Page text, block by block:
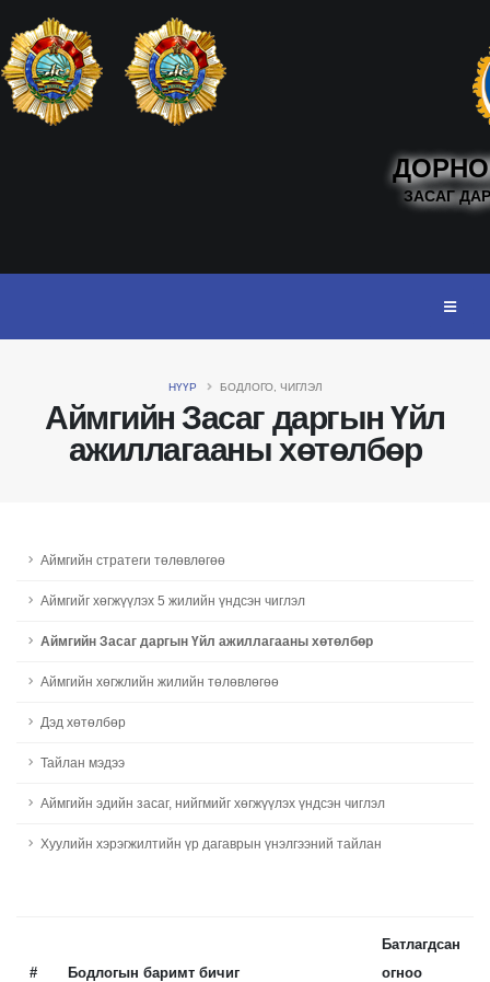
ЗАСАГ
Аймгийн Засаг даргын Үйл
ажиллагааны хөтөлбөр
НҮҮР БОДЛОГО, ЧИГЛЭЛ
Аймгийн стратеги төлөвлөгөө
Aймгийг хөгжүүлэх 5 жилийн үндсэн чиглэл
Аймгийн Засаг даргын Үйл ажиллагааны хөтөлбөр
Aймгийн хөгжлийн жилийн төлөвлөгөө
Дэд хөтөлбөр
Тайлан мэдээ
Аймгийн эдийн засаг, нийгмийг хөгжүүлэх үндсэн чиглэл
Хуулийн хэрэгжилтийн үр дагаврын үнэлгээний тайлан
# Бодлогын баримт бичиг
Батлагдсан
огноо